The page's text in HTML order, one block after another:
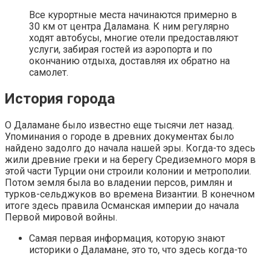
Все курортные места начинаются примерно в
30 км от центра Даламана. К ним регулярно
ходят автобусы, многие отели предоставляют
услуги, забирая гостей из аэропорта и по
окончанию отдыха, доставляя их обратно на
самолет.
История города
О Даламане было известно еще тысячи лет назад.
Упоминания о городе в древних документах было
найдено задолго до начала нашей эры. Когда-то здесь
жили древние греки и на берегу Средиземного моря в
этой части Турции они строили колонии и метрополии.
Потом земля была во владении персов, римлян и
турков-сельджуков во времена Византии. В конечном
итоге здесь правила Османская империи до начала
Первой мировой войны.
Самая первая информация, которую знают
историки о Даламане, это то, что здесь когда-то